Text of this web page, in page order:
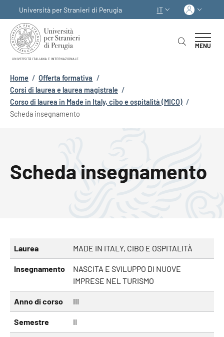
Università per Stranieri di Perugia
SELETTORE LINGUA:
IT
MENU
Briciole di pane
Home / Offerta formativa /
Corsi di laurea e laurea magistrale /
Corso di laurea in Made in Italy, cibo e ospitalità (MICO) /
Scheda insegnamento
Scheda insegnamento
Laurea MADE IN ITALY, CIBO E OSPITALITÀ
Insegnamento
NASCITA E SVILUPPO DI NUOVE
IMPRESE NEL TURISMO
Anno di corso III
Semestre II